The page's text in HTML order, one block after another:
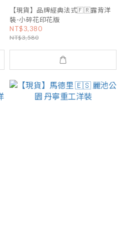
【現貨】品牌經典法式🇫🇷露背洋
裝-小碎花印花版
NT$3,380
NT$3,580